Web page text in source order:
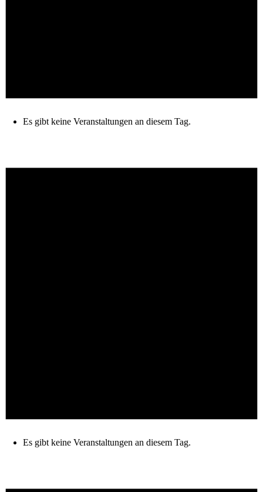
Es gibt keine Veranstaltungen an diesem Tag.
Es gibt keine Veranstaltungen an diesem Tag.